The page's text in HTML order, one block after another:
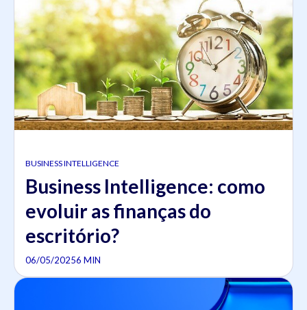
BUSINESS INTELLIGENCE
Business Intelligence: como
evoluir as finanças do
escritório?
06/05/20256 MIN